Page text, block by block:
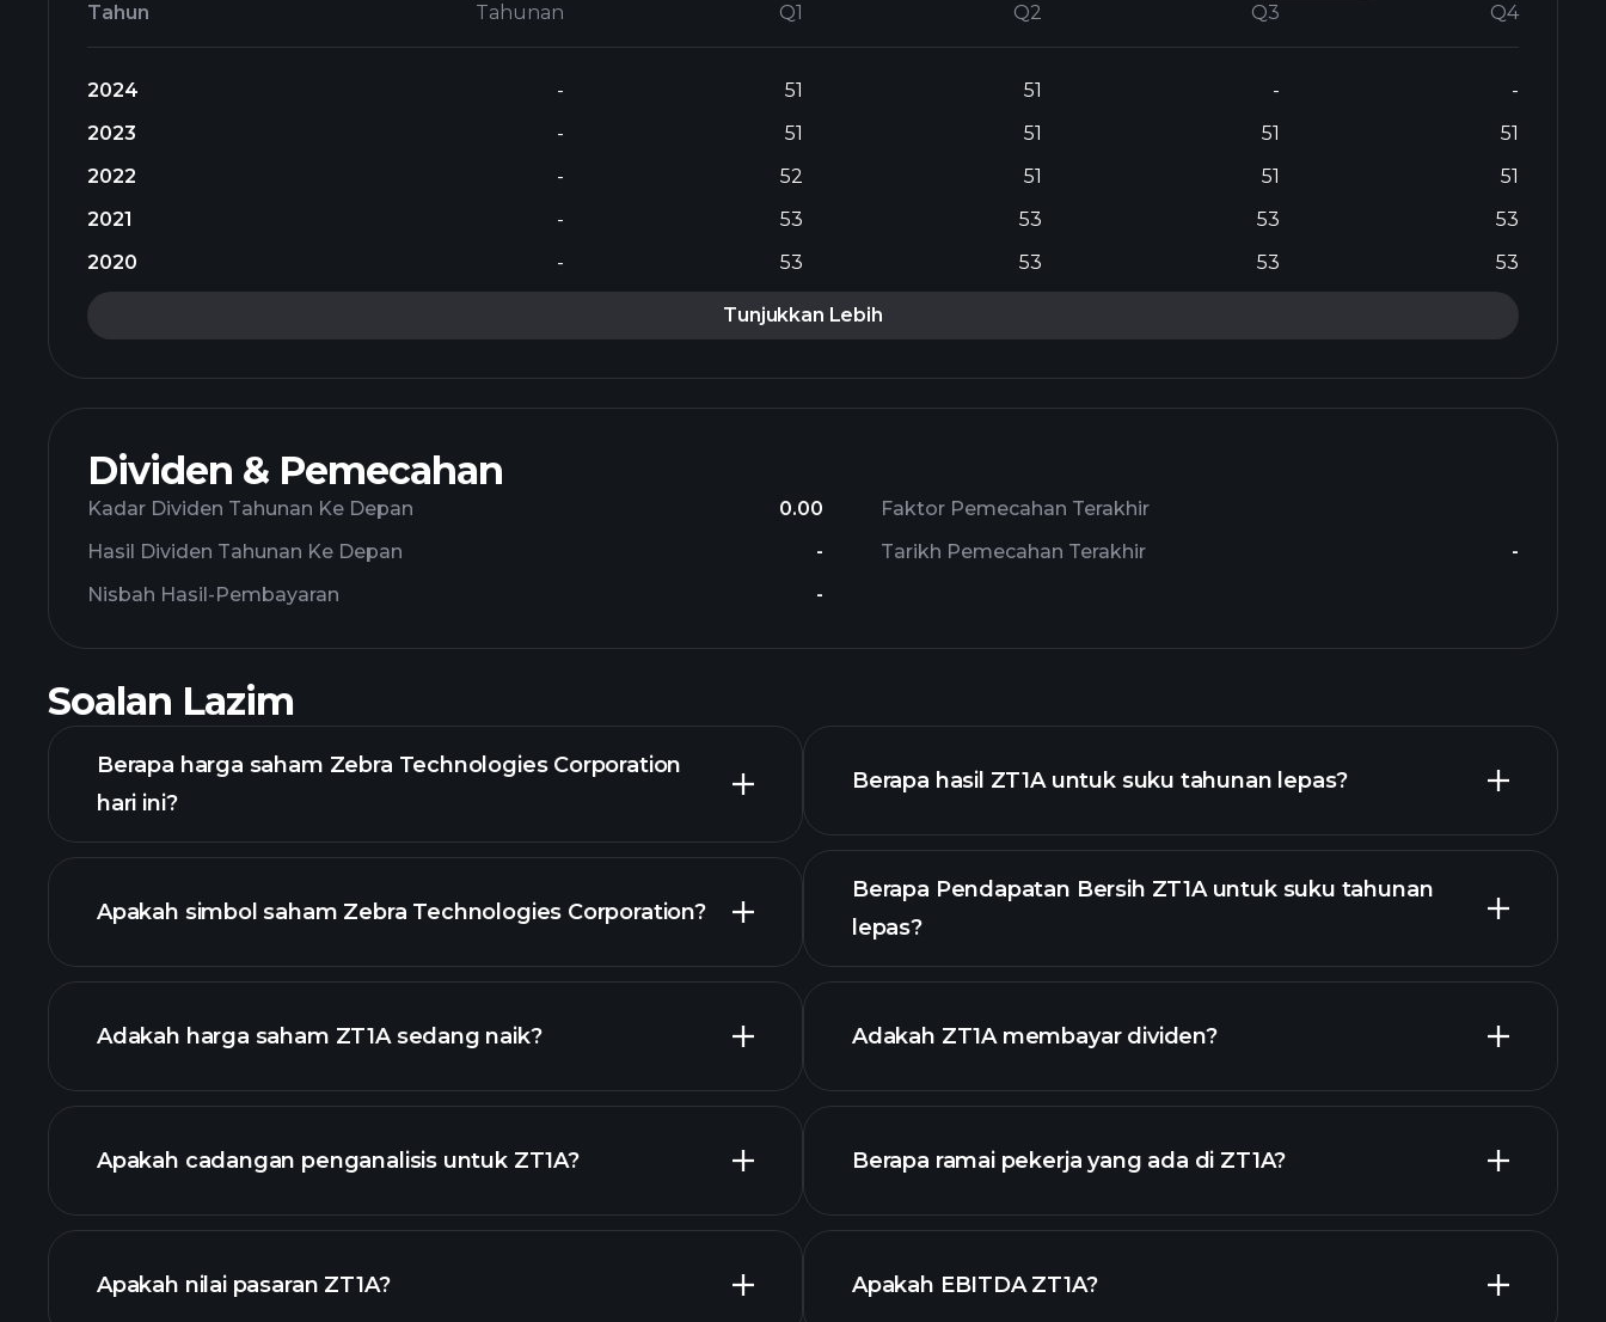
Tahun Tahunan Q1 Q2 Q3 Q4
2024 - 51 51 -
-
2023
- 51 51 51
51
2022
- 52 51 51
51
2021
- 53 53 53
53
2020
- 53 53 53 53
Tunjukkan Lebih
Dividen & Pemecahan
Kadar Dividen Tahunan Ke Depan
0.00
Hasil Dividen Tahunan Ke Depan
-
Nisbah Hasil-Pembayaran
-
Faktor Pemecahan Terakhir
Tarikh Pemecahan Terakhir
-
Soalan Lazim
Berapa harga saham Zebra Technologies Corporation
hari ini?
grafik
Apakah simbol saham Zebra Technologies Corporation?
Adakah harga saham ZT1A sedang naik?
grafik ZT1A
Apakah cadangan penganalisis untuk ZT1A?
Apakah nilai pasaran ZT1A?
Berapa hasil ZT1A untuk suku tahunan lepas?
laporan kewangan
Berapa Pendapatan Bersih ZT1A untuk suku tahunan
lepas?
Adakah ZT1A membayar dividen?
Berapa ramai pekerja yang ada di ZT1A?
Apakah EBITDA ZT1A?